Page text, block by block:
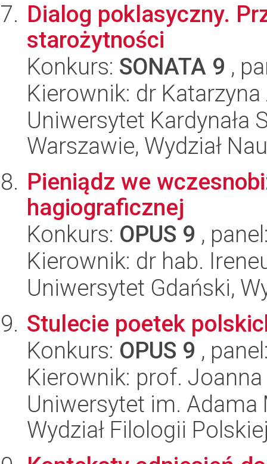
Dialog poklasyczny.
starożytności
Konkurs: SONATA 9 ,
Kierownik: dr
Uniwersytet Kardynała
Warszawie, Wydział
Pieniądz we
hagiograficznej
Konkurs: OPUS 9 ,
Kierownik: dr hab.
Uniwersytet Gdański,
Stulecie poetek
Konkurs: OPUS 9 ,
Kierownik: prof.
Uniwersytet im.
Wydział Filologii